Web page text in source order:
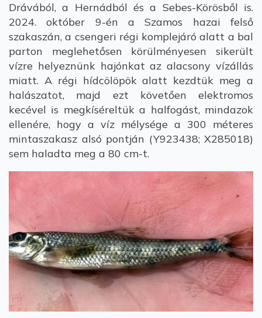
Drávából, a Hernádból és a Sebes-Körösből is.
2024. október 9-én a Szamos hazai felső
szakaszán, a csengeri régi komplejáró alatt a bal
parton meglehetősen körülményesen sikerült
vízre helyeznünk hajónkat az alacsony vízállás
miatt. A régi hídcölöpök alatt kezdtük meg a
halászatot, majd ezt követően elektromos
kecével is megkíséreltük a halfogást, mindazok
ellenére, hogy a víz mélysége a 300 méteres
mintaszakasz alsó pontján (Y923438; X285018)
sem haladta meg a 80 cm-t.